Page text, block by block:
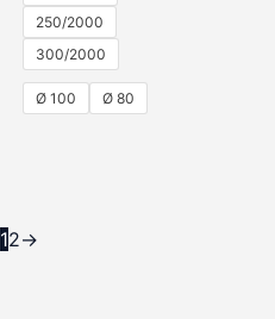
250/2000
300/2000
Ø 100 Ø 80
12→